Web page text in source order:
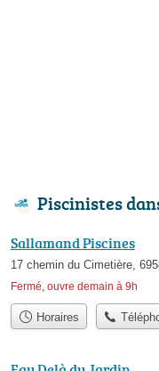
Piscinistes
Sallamand Piscines
17 chemin du Cimetière,
Fermé, ouvre demain à 9h
Horaires